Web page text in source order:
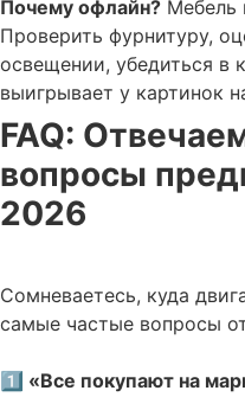
Почему офлайн? Мебель
Проверить фурнитуру,
освещении, убедиться в
выигрывает у картинок
FAQ:
вопросы
2026
Сомневаетесь, куда
самые частые вопросы
1️⃣ «Все покупают на